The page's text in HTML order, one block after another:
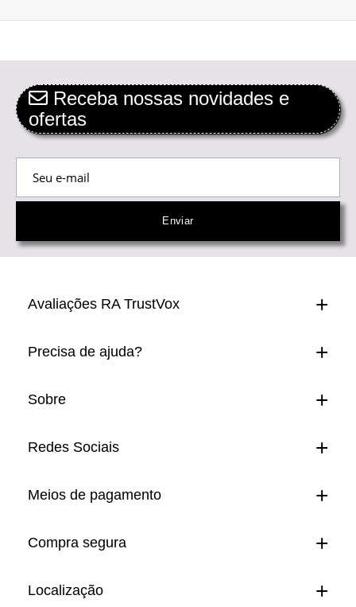
Receba nossas novidades e
ofertas
Avaliações RA TrustVox
Precisa de ajuda?
Sobre
Redes Sociais
Meios de pagamento
Compra segura
Localização